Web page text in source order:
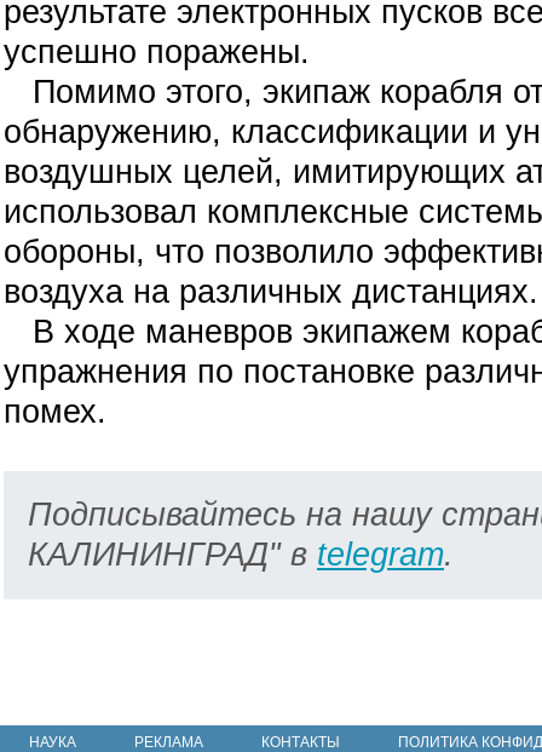
результате электронных пусков
успешно поражены.
Помимо этого, экипаж корабля
обнаружению, классификации и
воздушных целей, имитирующих
использовал комплексные
обороны, что позволило
воздуха на различных дистанциях.
В ходе маневров экипажем
упражнения по постановке
помех.
Подписывайтесь на нашу
КАЛИНИНГРАД" в telegram.
НАУКА РЕКЛАМА КОНТАКТЫ ПОЛИТИКА